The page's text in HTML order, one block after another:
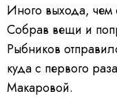
Иного выхода, чем
Собрав вещи и
Рыбников
куда с первого
Макаровой.